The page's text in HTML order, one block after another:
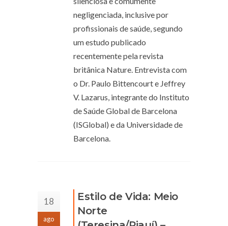
negligenciada, inclusive por
profissionais de saúde, segundo
um estudo publicado
recentemente pela revista
britânica Nature. Entrevista com
o Dr. Paulo Bittencourt e Jeffrey
V. Lazarus, integrante do Instituto
de Saúde Global de Barcelona
(ISGlobal) e da Universidade de
Barcelona.
18
ago
Estilo de Vida: Meio
Norte